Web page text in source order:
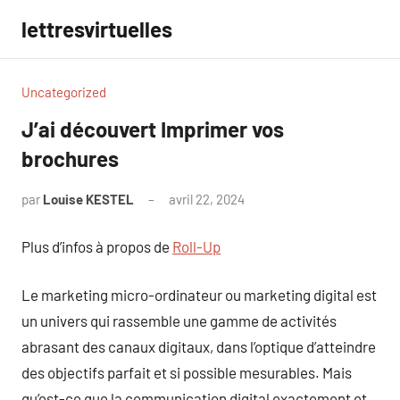
contenu
lettresvirtuelles
Uncategorized
J’ai découvert Imprimer vos
brochures
par Louise KESTEL avril 22, 2024
Plus d’infos à propos de Roll-Up
Le marketing micro-ordinateur ou marketing digital est
un univers qui rassemble une gamme de activités
abrasant des canaux digitaux, dans l’optique d’atteindre
des objectifs parfait et si possible mesurables. Mais